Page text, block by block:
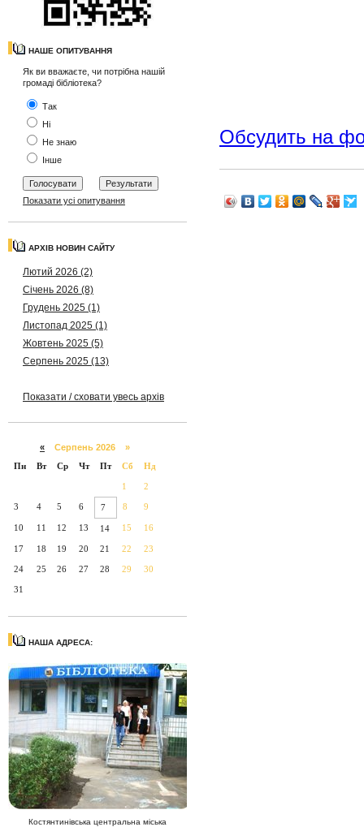
НАШЕ ОПИТУВАННЯ
Як ви вважаєте, чи потрібна нашій
громаді бібліотека?
Так
Ні
Не знаю
Інше
Показати усі опитування
АРХІВ НОВИН САЙТУ
Лютий 2026 (2)
Січень 2026 (8)
Грудень 2025 (1)
Листопад 2025 (1)
Жовтень 2025 (5)
Серпень 2025 (13)
Показати / сховати увесь архів
« Серпень 2026 »
Пн
Вт Ср Чт Пт Сб Нд
1 2
3 4 5 6 7 8 9
10 11 12 13 14 15 16
17 18 19 20 21 22 23
24 25 26 27 28 29 30
31
НАША АДРЕСА:
Костянтинівська центральна міська
Обсудить на